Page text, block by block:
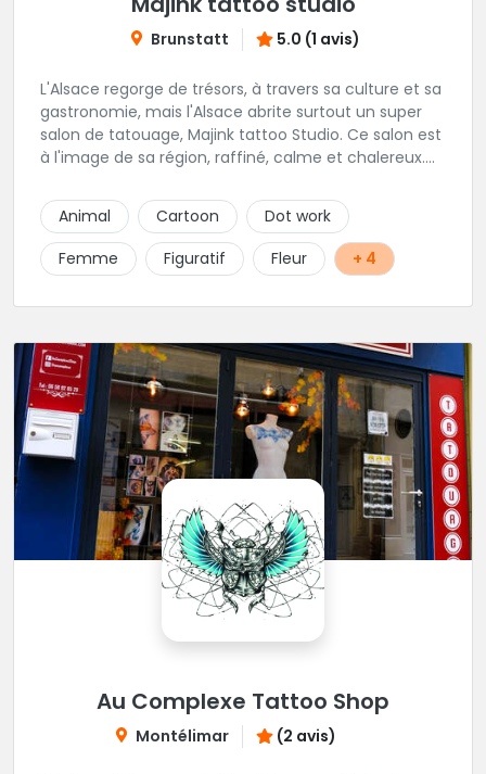
Brunstatt 5.0 (1 avis)
L'Alsace regorge de trésors, à travers sa culture et sa
gastronomie, mais l'Alsace abrite surtout un super
salon de tatouage, Majink tattoo Studio. Ce salon est
à l'image de sa région, raffiné, calme et chalereux.
découvrir son super shop !
Animal Cartoon
Dot work
Femme
Figuratif Fleur + 4
Au Complexe Tattoo Shop
Montélimar (2 avis)